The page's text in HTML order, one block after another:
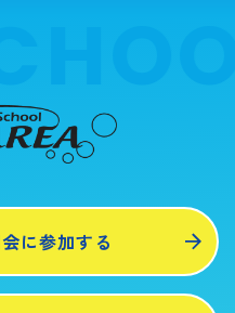
に参加する